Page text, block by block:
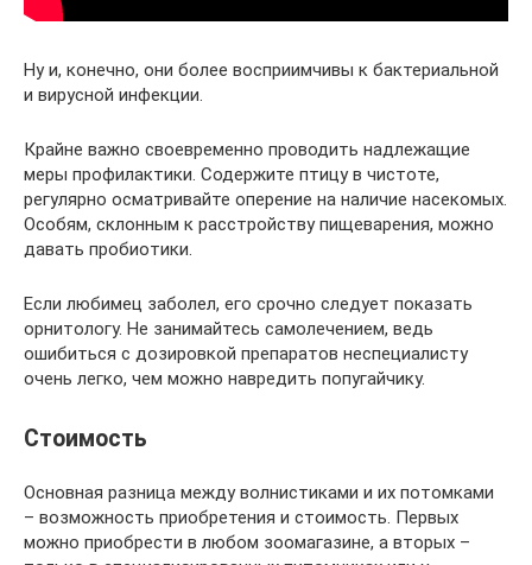
Ну и, конечно, они более восприимчивы к бактериальной
и вирусной инфекции.
Крайне важно своевременно проводить надлежащие
меры профилактики. Содержите птицу в чистоте,
регулярно осматривайте оперение на наличие насекомых.
Особям, склонным к расстройству пищеварения, можно
давать пробиотики.
Если любимец заболел, его срочно следует показать
орнитологу. Не занимайтесь самолечением, ведь
ошибиться с дозировкой препаратов неспециалисту
очень легко, чем можно навредить попугайчику.
Стоимость
Основная разница между волнистиками и их потомками
– возможность приобретения и стоимость. Первых
можно приобрести в любом зоомагазине, а вторых –